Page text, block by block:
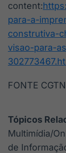
content:
para-a-
construtiva-
visao-para-
FONTE CGTN
Tópicos
Multimídia/
de